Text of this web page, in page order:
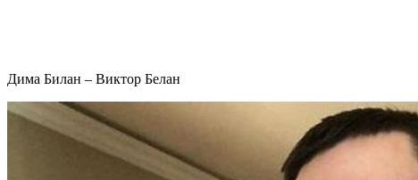
Дима Билан – Виктор Белан